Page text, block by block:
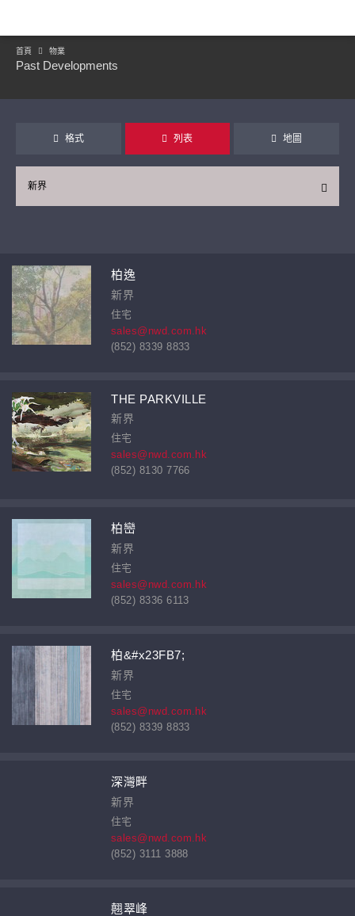
首頁 物業
Past Developments
格式 列表 地圖
新界
柏逸
新界
住宅
sales@nwd.com.hk
(852) 8339 8833
THE PARKVILLE
新界
住宅
sales@nwd.com.hk
(852) 8130 7766
柏巒
新界
住宅
sales@nwd.com.hk
(852) 8336 6113
柏&#x23FB7;
新界
住宅
sales@nwd.com.hk
(852) 8339 8833
深灣畔
新界
住宅
sales@nwd.com.hk
(852) 3111 3888
翹翠峰